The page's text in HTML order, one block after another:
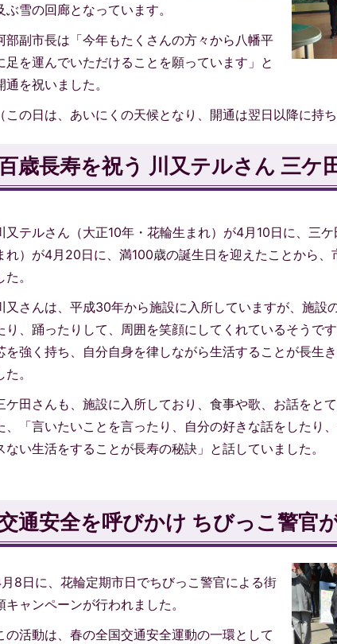
ぶ雪の回廊となっています。
部副市長は「今年もたくさんの方々から八幡平
足を運んでいただけることを願っています」と
通を祝いました。
（この日は、あいにくの天候となり、開通は翌日以降に持ち
歳長寿を祝う 川又テルさん 三ケ
又テルさん（大正10年・花輪生まれ）が4月10日に、三
れ）が4月20日に、満100歳の誕生日を迎えたことから、
た。
又さんは、平成30年から施設に入所していますが、施設
り、踊ったりして、周囲を笑顔にしてくれているそうで
を強く持ち、自分自身を律しながら生活することが長生
た。
ケ田さんも、施設に入所しており、食事や歌、お話をと
、「言いたいことを言ったり、自分の好きな話をしたり
ない生活をすることが長寿の秘訣」と話していました。
通安全を呼びかけ ちびっこ警官
8日に、花輪定期市日でちびっこ警官による街
キャンペーンが行われました。
の活動は、春の全国交通安全運動の一環として